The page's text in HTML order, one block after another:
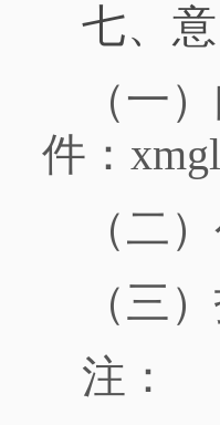
七、
（一
件：
（二
（三
注：